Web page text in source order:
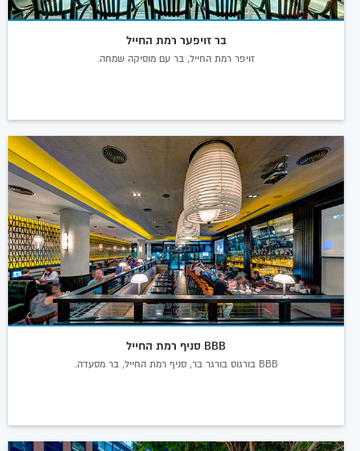
בר זויפער רמת החייל
זויפר רמת החייל, בר עם מוסיקה שמחה.
BBB סניף רמת החייל
BBB בורגוס בורגר בר, סניף רמת החייל, בר מסעדה.